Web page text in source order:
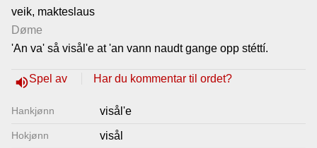
veik, makteslaus
Døme
'An va' så visål'e at 'an vann naudt gange opp stéttí.
volume_upSpel av Har du kommentar til ordet?
Hankjønn visål'e
Hokjønn visål
Gjestebok
Nyhende
Lenkjer